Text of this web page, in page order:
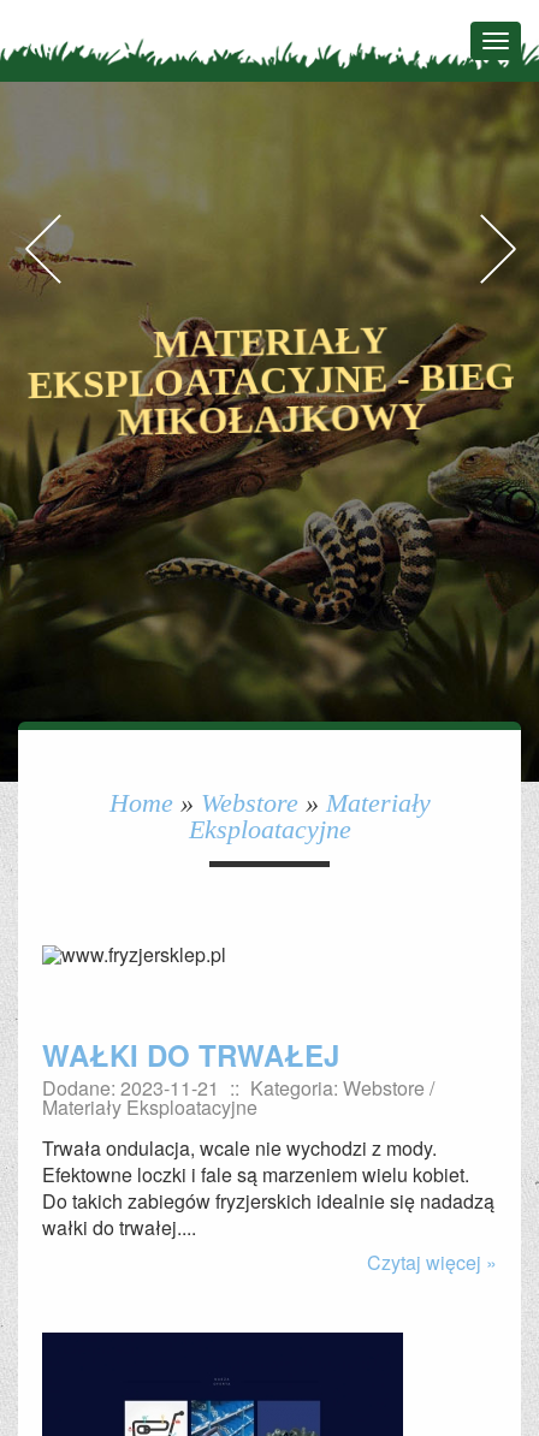
MATERIAŁY
EKSPLOATACYJNE - BIEG
MIKOŁAJKOWY
Home» Webstore» Materiały
Eksploatacyjne
WAŁKI DO TRWAŁEJ
Dodane: 2023-11-21 :: Kategoria: Webstore /
Materiały Eksploatacyjne
Trwała ondulacja, wcale nie wychodzi z mody.
Efektowne loczki i fale są marzeniem wielu kobiet.
Do takich zabiegów fryzjerskich idealnie się nadadzą
wałki do trwałej....
Czytaj więcej »